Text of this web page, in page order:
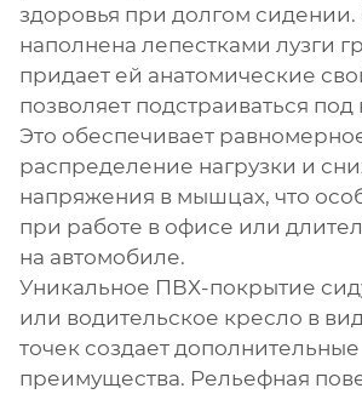
здоровья при долгом сидении.
наполнена лепестками лузги
придает ей анатомические
позволяет подстраиваться под
Это обеспечивает
распределение нагрузки и
напряжения в мышцах, что
при работе в офисе или
на автомобиле.
Уникальное ПВХ-покрытие
или водительское кресло в
точек создает дополнительные
преимущества. Рельефная